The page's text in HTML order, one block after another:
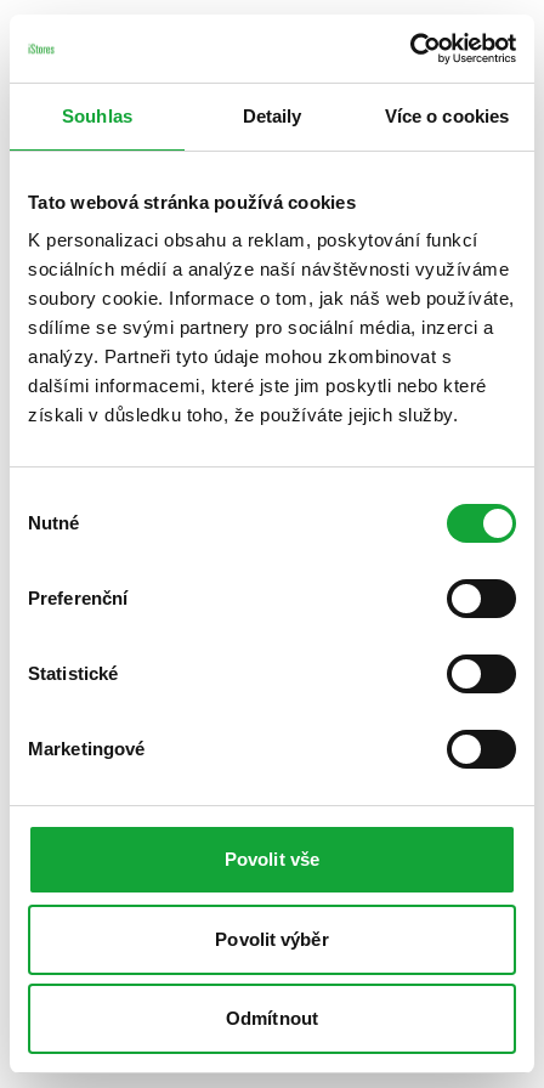
Souhlas Detaily Více o cookies
Tato webová stránka používá cookies
K personalizaci obsahu a reklam, poskytování funkcí
sociálních médií a analýze naší návštěvnosti využíváme
soubory cookie. Informace o tom, jak náš web používáte,
sdílíme se svými partnery pro sociální média, inzerci a
analýzy. Partneři tyto údaje mohou zkombinovat s
dalšími informacemi, které jste jim poskytli nebo které
získali v důsledku toho, že používáte jejich služby.
souhlasu
Nutné
Preferenční
Statistické
Marketingové
Povolit vše
Povolit výběr
Odmítnout